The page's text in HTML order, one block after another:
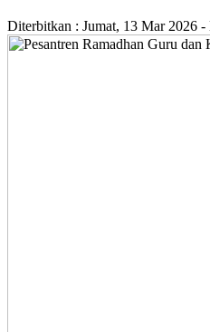
Diterbitkan : Jumat, 13 Mar 2026 -